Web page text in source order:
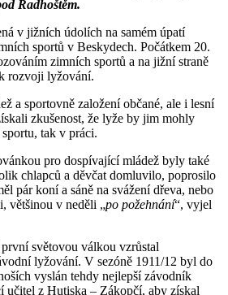
Radhoštěm.
v jižních údolích na samém úpatí
sportů v Beskydech. Počátkem 20.
zimních sportů a na jižní straně
rozvoji lyžování.
a sportovně založení občané, ale i lesní
zkušenost, že lyže by jim mohly
tak v práci.
pro dospívající mládež byly také
chlapců a děvčat domluvilo, poprosilo
pár koní a sáně na svážení dřeva, nebo
většinou v neděli „po požehnání“, vyjel
světovou válkou vzrůstal
lyžování. V sezóně 1911/12 byl do
vyslán tehdy nejlepší závodník
z Hutiska – Zákopčí, aby získal